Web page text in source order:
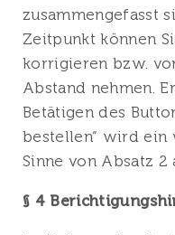
zusammengefasst
Zeitpunkt können
korrigieren bzw.
Abstand nehmen.
Betätigen des
bestellen“ wird
Sinne von Absatz 2
§ 4